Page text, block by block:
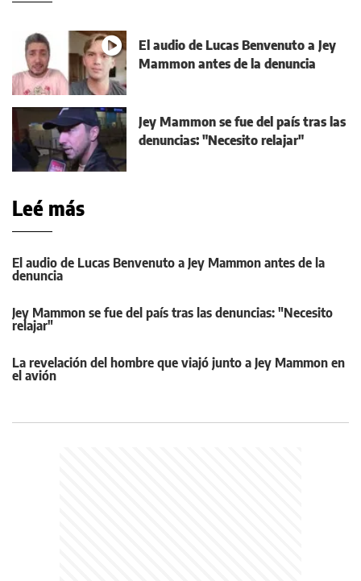
El audio de Lucas Benvenuto a Jey
Mammon antes de la denuncia
Jey Mammon se fue del país tras las
denuncias: "Necesito relajar"
Leé más
El audio de Lucas Benvenuto a Jey Mammon antes de la
denuncia
Jey Mammon se fue del país tras las denuncias: "Necesito
relajar"
La revelación del hombre que viajó junto a Jey Mammon en
el avión